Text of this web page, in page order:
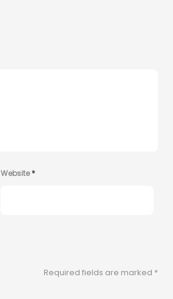
Website*
Required fields are marked *